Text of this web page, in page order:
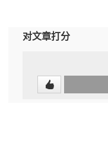
对文章打分